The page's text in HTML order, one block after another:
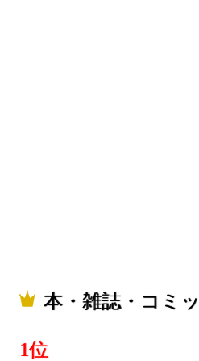
本・雑誌・コミ
1位